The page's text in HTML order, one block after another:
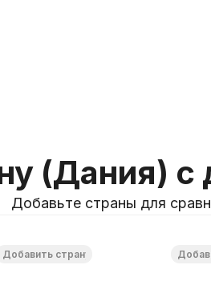
(Дания)
Добавьте страны для